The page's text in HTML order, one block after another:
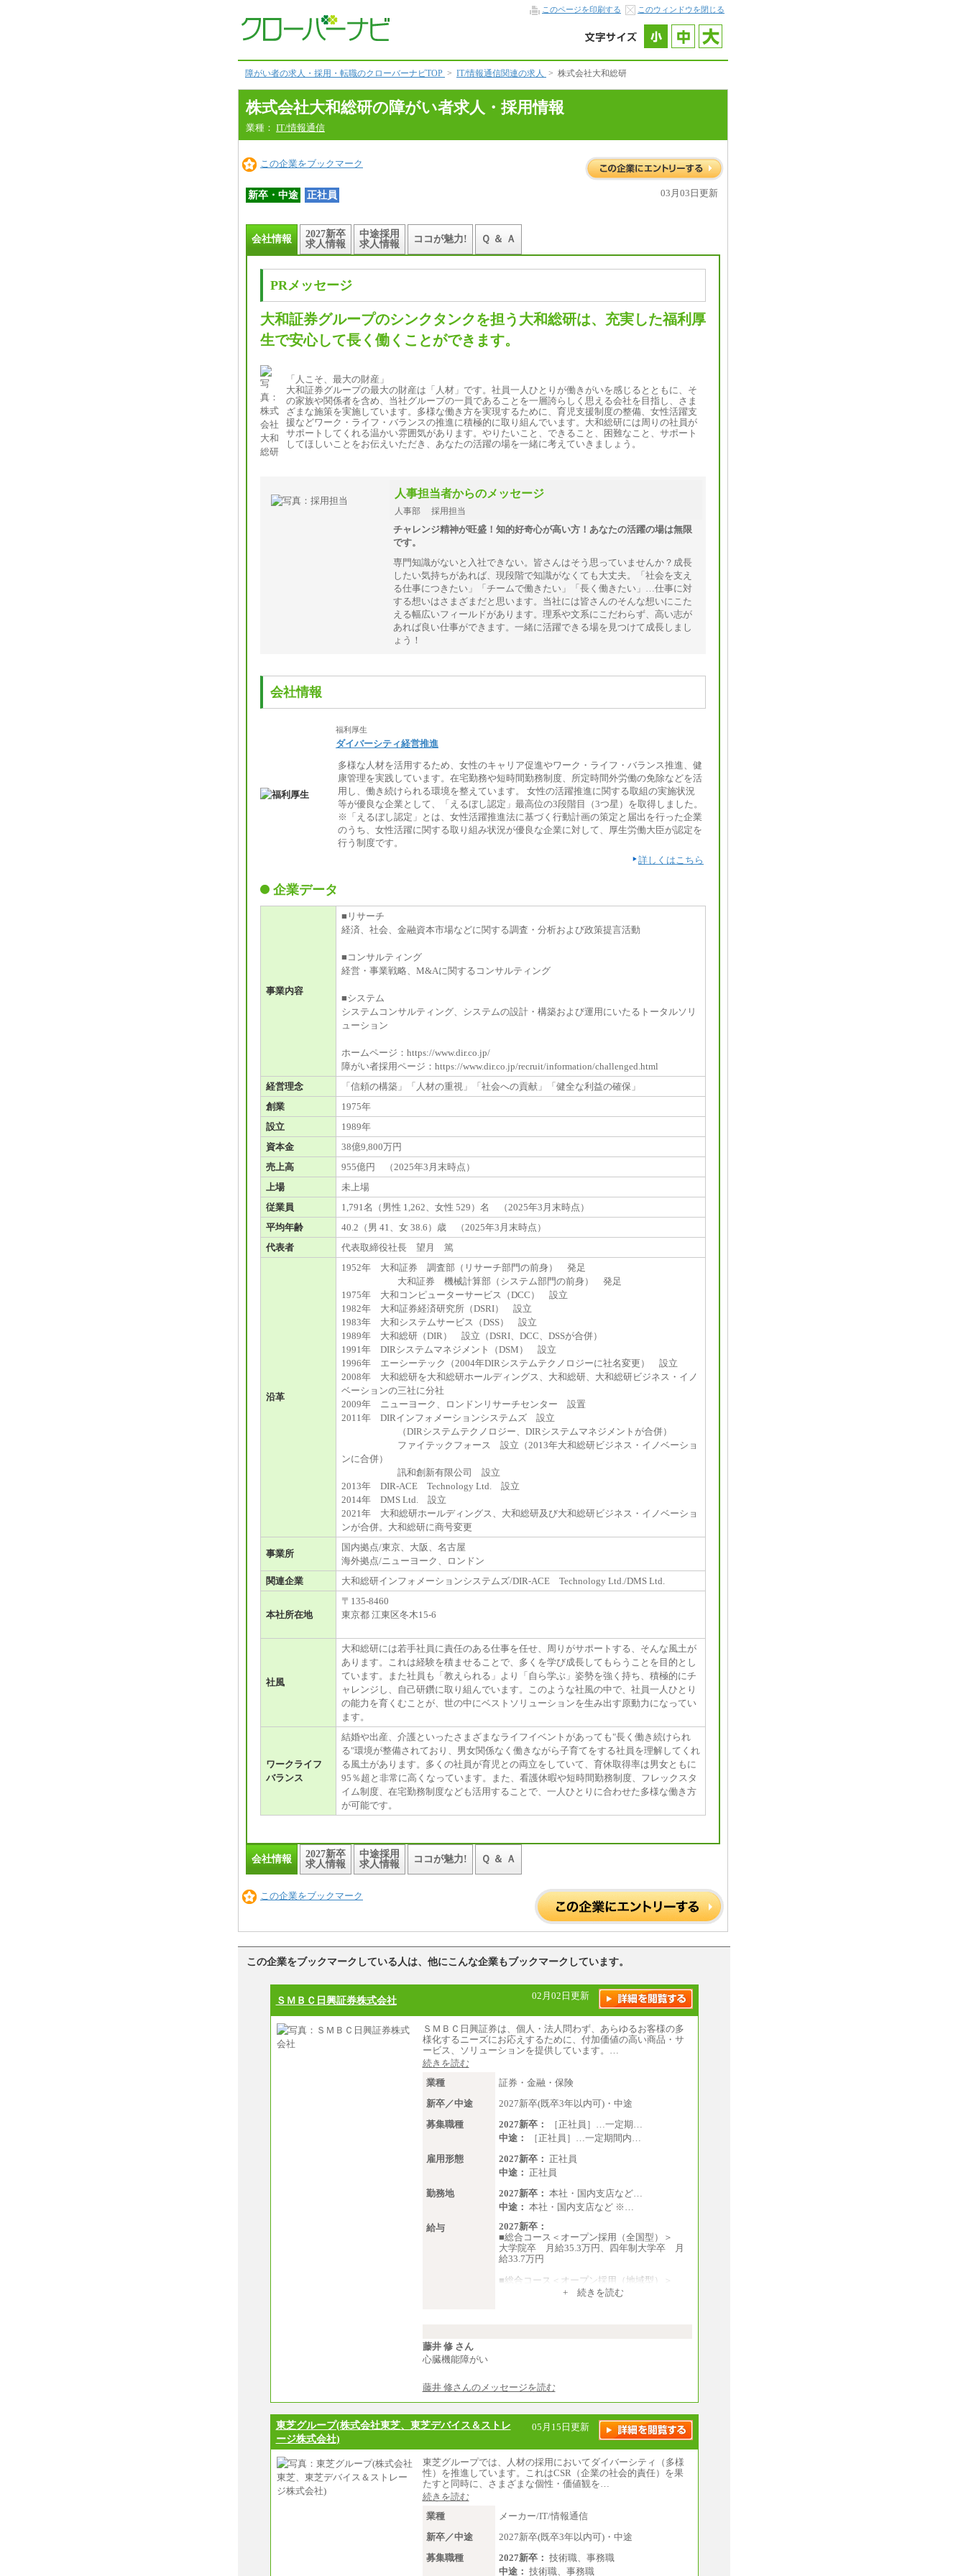
このページを印刷する このウィンドウを閉じる
障がい者の求人・採用・転職のクローバーナビTOP > IT/情報通信関連の求人 > 株式会社大和総研
株式会社大和総研の障がい者求人・採用情報
業種： IT/情報通信
この企業をブックマーク
新卒・中途 正社員 03月03日更新
会社情報
2027新卒
求人情報
中途採用
求人情報
ココが魅力! Ｑ ＆ Ａ
PRメッセージ
大和証券グループのシンクタンクを担う大和総研は、充実した福利厚
生で安心して長く働くことができます。
「人こそ、最大の財産」
大和証券グループの最大の財産は「人材」です。社員一人ひとりが働きがいを感じるとともに、そ
の家族や関係者を含め、当社グループの一員であることを一層誇らしく思える会社を目指し、さま
ざまな施策を実施しています。多様な働き方を実現するために、育児支援制度の整備、女性活躍支
援などワーク・ライフ・バランスの推進に積極的に取り組んでいます。大和総研には周りの社員が
サポートしてくれる温かい雰囲気があります。やりたいこと、できること、困難なこと、サポート
してほしいことをお伝えいただき、あなたの活躍の場を一緒に考えていきましょう。
人事担当者からのメッセージ
人事部 採用担当
チャレンジ精神が旺盛！知的好奇心が高い方！あなたの活躍の場は無限
です。
専門知識がないと入社できない。皆さんはそう思っていませんか？成長
したい気持ちがあれば、現段階で知識がなくても大丈夫。「社会を支え
る仕事につきたい」「チームで働きたい」「長く働きたい」…仕事に対
する想いはさまざまだと思います。当社には皆さんのそんな想いにこた
える幅広いフィールドがあります。理系や文系にこだわらず、高い志が
あれば良い仕事ができます。一緒に活躍できる場を見つけて成長しまし
ょう！
会社情報
福利厚生
ダイバーシティ経営推進
多様な人材を活用するため、女性のキャリア促進やワーク・ライフ・バランス推進、健
康管理を実践しています。在宅勤務や短時間勤務制度、所定時間外労働の免除などを活
用し、働き続けられる環境を整えています。 女性の活躍推進に関する取組の実施状況
等が優良な企業として、「えるぼし認定」最高位の3段階目（3つ星）を取得しました。
※「えるぼし認定」とは、女性活躍推進法に基づく行動計画の策定と届出を行った企業
のうち、女性活躍に関する取り組み状況が優良な企業に対して、厚生労働大臣が認定を
行う制度です。
詳しくはこちら
企業データ
事業内容
■リサーチ
経済、社会、金融資本市場などに関する調査・分析および政策提言活動
■コンサルティング
経営・事業戦略、M&Aに関するコンサルティング
■システム
システムコンサルティング、システムの設計・構築および運用にいたるトータルソリ
ューション
ホームページ：https://www.dir.co.jp/
障がい者採用ページ：https://www.dir.co.jp/recruit/information/challenged.html
経営理念
「信頼の構築」「人材の重視」「社会への貢献」「健全な利益の確保」
創業
1975年
設立
1989年
資本金
38億9,800万円
売上高
955億円 （2025年3月末時点）
上場
未上場
従業員
1,791名（男性 1,262、女性 529）名 （2025年3月末時点）
平均年齢
40.2（男 41、女 38.6）歳 （2025年3月末時点）
代表者
代表取締役社長 望月 篤
沿革
1952年 大和証券 調査部（リサーチ部門の前身） 発足
大和証券 機械計算部（システム部門の前身） 発足
1975年 大和コンピューターサービス（DCC） 設立
1982年 大和証券経済研究所（DSRI） 設立
1983年 大和システムサービス（DSS） 設立
1989年 大和総研（DIR） 設立（DSRI、DCC、DSSが合併）
1991年 DIRシステムマネジメント（DSM） 設立
1996年 エーシーテック（2004年DIRシステムテクノロジーに社名変更） 設立
2008年 大和総研を大和総研ホールディングス、大和総研、大和総研ビジネス・イノ
ベーションの三社に分社
2009年 ニューヨーク、ロンドンリサーチセンター 設置
2011年 DIRインフォメーションシステムズ 設立
（DIRシステムテクノロジー、DIRシステムマネジメントが合併）
ファイテックフォース 設立（2013年大和総研ビジネス・イノベーショ
ンに合併）
訊和創新有限公司 設立
2013年 DIR-ACE Technology Ltd. 設立
2014年 DMS Ltd. 設立
2021年 大和総研ホールディングス、大和総研及び大和総研ビジネス・イノベーショ
ンが合併。大和総研に商号変更
事業所
国内拠点/東京、大阪、名古屋
海外拠点/ニューヨーク、ロンドン
関連企業
大和総研インフォメーションシステムズ/DIR-ACE Technology Ltd./DMS Ltd.
本社所在地
〒135-8460
東京都 江東区冬木15-6
社風
大和総研には若手社員に責任のある仕事を任せ、周りがサポートする、そんな風土が
あります。これは経験を積ませることで、多くを学び成長してもらうことを目的とし
ています。また社員も「教えられる」より「自ら学ぶ」姿勢を強く持ち、積極的にチ
ャレンジし、自己研鑽に取り組んでいます。このような社風の中で、社員一人ひとり
の能力を育くむことが、世の中にベストソリューションを生み出す原動力になってい
ます。
ワークライフ
バランス
結婚や出産、介護といったさまざまなライフイベントがあっても"長く働き続けられ
る"環境が整備されており、男女関係なく働きながら子育てをする社員を理解してくれ
る風土があります。多くの社員が育児との両立をしていて、育休取得率は男女ともに
95％超と非常に高くなっています。また、看護休暇や短時間勤務制度、フレックスタ
イム制度、在宅勤務制度なども活用することで、一人ひとりに合わせた多様な働き方
が可能です。
会社情報
2027新卒
求人情報
中途採用
求人情報
ココが魅力! Ｑ ＆ Ａ
この企業をブックマーク
この企業をブックマークしている人は、他にこんな企業もブックマークしています。
ＳＭＢＣ日興証券株式会社 02月02日更新
ＳＭＢＣ日興証券は、個人・法人問わず、あらゆるお客様の多
様化するニーズにお応えするために、付加価値の高い商品・サ
ービス、ソリューションを提供しています。…
続きを読む
業種
証券・金融・保険
新卒／中途
2027新卒(既卒3年以内可)・中途
募集職種
2027新卒：
［正社員］…一定期…
中途：
［正社員］…一定期間内…
雇用形態
2027新卒： 正社員
中途： 正社員
勤務地
2027新卒： 本社・国内支店など…
中途： 本社・国内支店など ※…
給与
2027新卒：
■総合コース＜オープン採用（全国型）＞
大学院卒 月給35.3万円、四年制大学卒 月
給33.7万円
■総合コース＜オープン採用（地域型）＞
大学院卒 月給33.3万円、四年制大学卒 月
※上記全てのコースにおいて、退職金前払
※試用期間中も給与に変更はございません
中途：
■総合コース＜オープン採用（全国型）＞
大学院卒 月給35.3万円、四年制大学卒 月
給33.7万円
■総合コース＜オープン採用（地域型）＞
四年制大学・大学院卒 月給26.8万円
短大・専門卒 月給24.0万円
※上記全てのコースにおいて、退職金前払
+ 続きを読む
藤井 修 さん
心臓機能障がい
藤井 修さんのメッセージを読む
東芝グループ(株式会社東芝、東芝デバイス＆ストレ
ージ株式会社)
05月15日更新
東芝グループでは、人材の採用においてダイバーシティ（多様
性）を推進しています。これはCSR（企業の社会的責任）を果
たすと同時に、さまざまな個性・価値観を…
続きを読む
業種
メーカー/IT/情報通信
新卒／中途
2027新卒(既卒3年以内可)・中途
募集職種
2027新卒： 技術職、事務職
中途： 技術職、事務職